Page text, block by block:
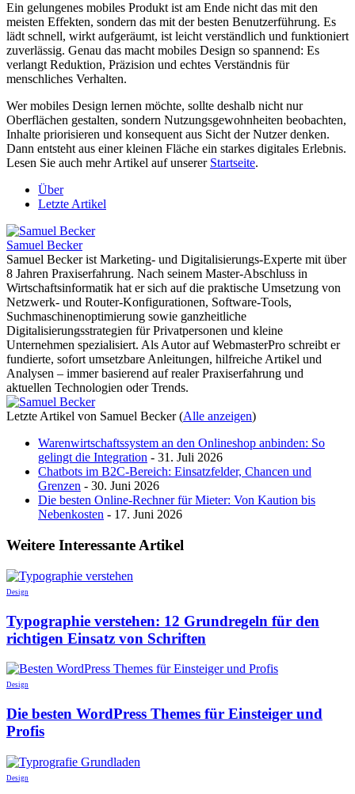
Ein gelungenes mobiles Produkt ist am Ende nicht das mit den
meisten Effekten, sondern das mit der besten Benutzerführung. Es
lädt schnell, wirkt aufgeräumt, ist leicht verständlich und funktioniert
zuverlässig. Genau das macht mobiles Design so spannend: Es
verlangt Reduktion, Präzision und echtes Verständnis für
menschliches Verhalten.
Wer mobiles Design lernen möchte, sollte deshalb nicht nur
Oberflächen gestalten, sondern Nutzungsgewohnheiten beobachten,
Inhalte priorisieren und konsequent aus Sicht der Nutzer denken.
Dann entsteht aus einer kleinen Fläche ein starkes digitales Erlebnis.
Lesen Sie auch mehr Artikel auf unserer Startseite.
Über
Letzte Artikel
Samuel Becker
Samuel Becker ist Marketing- und Digitalisierungs-Experte mit über
8 Jahren Praxiserfahrung. Nach seinem Master-Abschluss in
Wirtschaftsinformatik hat er sich auf die praktische Umsetzung von
Netzwerk- und Router-Konfigurationen, Software-Tools,
Suchmaschinenoptimierung sowie ganzheitliche
Digitalisierungsstrategien für Privatpersonen und kleine
Unternehmen spezialisiert. Als Autor auf WebmasterPro schreibt er
fundierte, sofort umsetzbare Anleitungen, hilfreiche Artikel und
Analysen – immer basierend auf realer Praxiserfahrung und
aktuellen Technologien oder Trends.
Letzte Artikel von Samuel Becker(Alle anzeigen)
Warenwirtschaftssystem an den Onlineshop anbinden: So
gelingt die Integration - 31. Juli 2026
Chatbots im B2C-Bereich: Einsatzfelder, Chancen und
Grenzen - 30. Juni 2026
Die besten Online-Rechner für Mieter: Von Kaution bis
Nebenkosten - 17. Juni 2026
Weitere Interessante Artikel
Design
Typographie verstehen: 12 Grundregeln für den
richtigen Einsatz von Schriften
Design
Die besten WordPress Themes für Einsteiger und
Profis
Design